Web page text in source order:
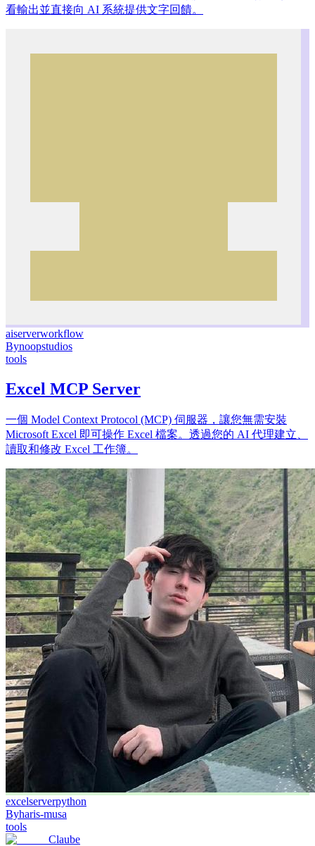
看輸出並直接向 AI 系統提供文字回饋。
aiserverworkflow
Bynoopstudios
tools
Excel MCP Server
一個 Model Context Protocol (MCP) 伺服器，讓您無需安裝
Microsoft Excel 即可操作 Excel 檔案。透過您的 AI 代理建立、
讀取和修改 Excel 工作簿。
excelserverpython
Byharis-musa
tools
Claube